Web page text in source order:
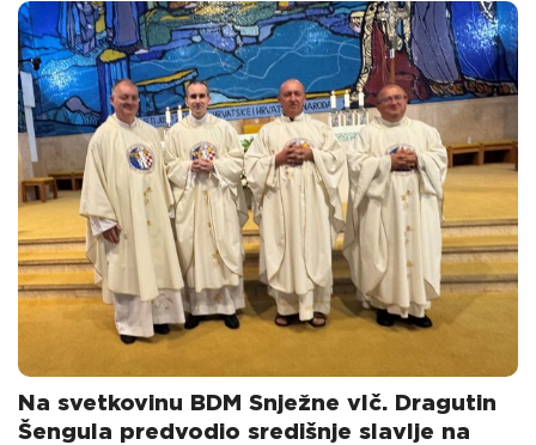
Na svetkovinu BDM Snježne vlč. Dragutin
Šengula predvodio središnje slavlje na